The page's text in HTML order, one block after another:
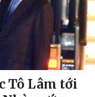
thời tiết
Tô Lâm tới